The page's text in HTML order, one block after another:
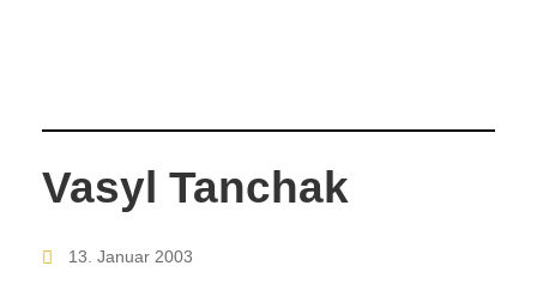
Vasyl Tanchak
13. Januar 2003